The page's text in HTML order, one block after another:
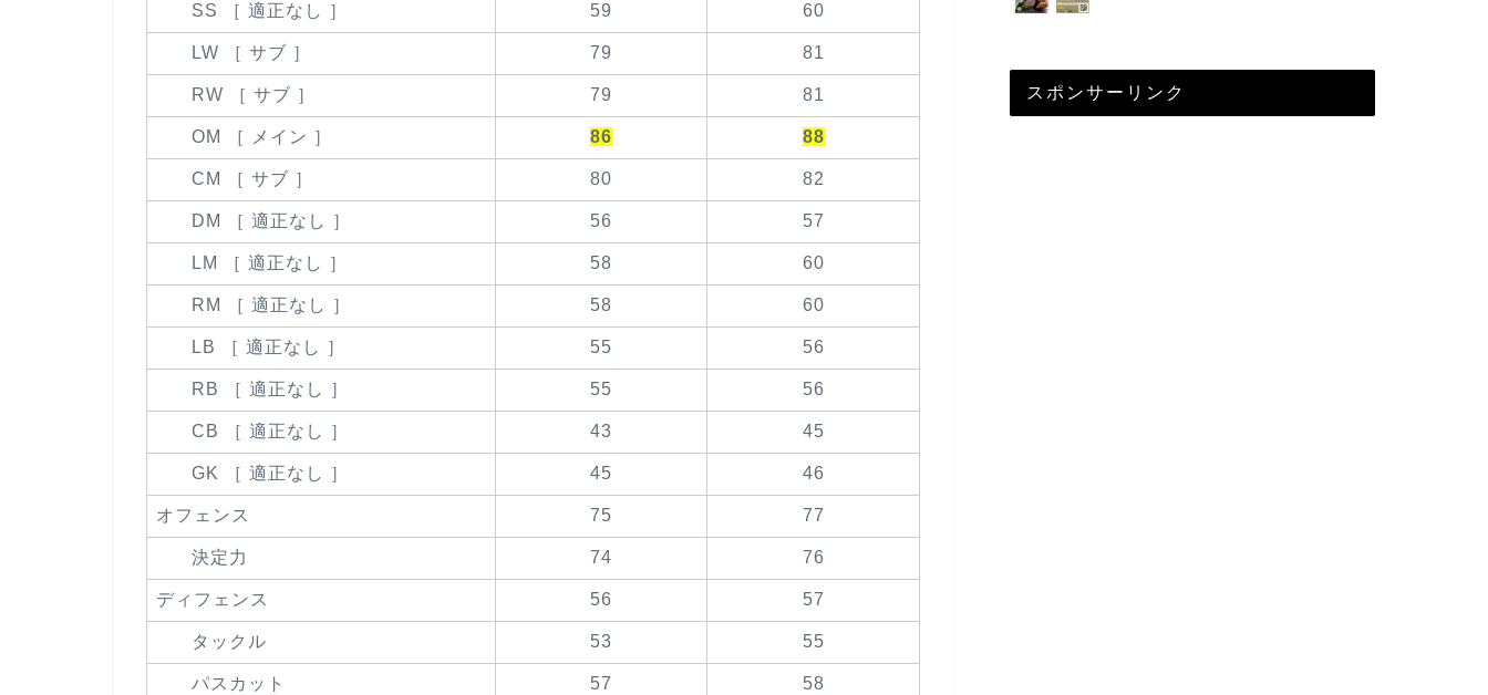
SS ［ 適正なし ］ 59 60
LW ［ サブ ］ 79 81
RW ［ サブ ］ 79 81
OM ［ メイン ］ 86 88
CM ［ サブ ］ 80 82
DM ［ 適正なし ］ 56 57
LM ［ 適正なし ］ 58 60
RM ［ 適正なし ］ 58 60
LB ［ 適正なし ］ 55 56
RB ［ 適正なし ］ 55 56
CB ［ 適正なし ］ 43 45
GK ［ 適正なし ］ 45 46
オフェンス 75 77
決定力 74 76
ディフェンス 56 57
タックル 53 55
パスカット 57 58
スポンサーリンク